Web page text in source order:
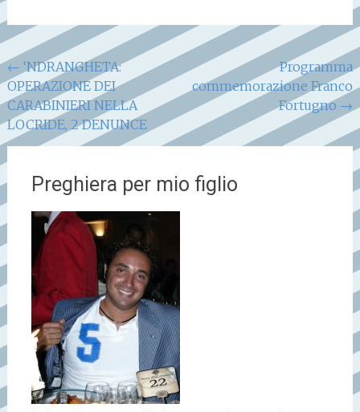
Navigazione
articoli
← ‘NDRANGHETA:
OPERAZIONE DEI
CARABINIERI NELLA
LOCRIDE, 2 DENUNCE
Programma
commemorazione Franco
Fortugno →
Preghiera per mio figlio